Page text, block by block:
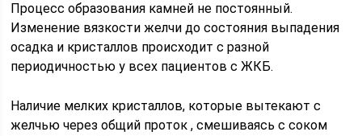
Процесс образования камней не постоянный.
Изменение вязкости желчи до состояния выпадения
осадка и кристаллов происходит с разной
периодичностью у всех пациентов с ЖКБ.
Наличие мелких кристаллов, которые вытекают с
желчью через общий проток , смешиваясь с соком